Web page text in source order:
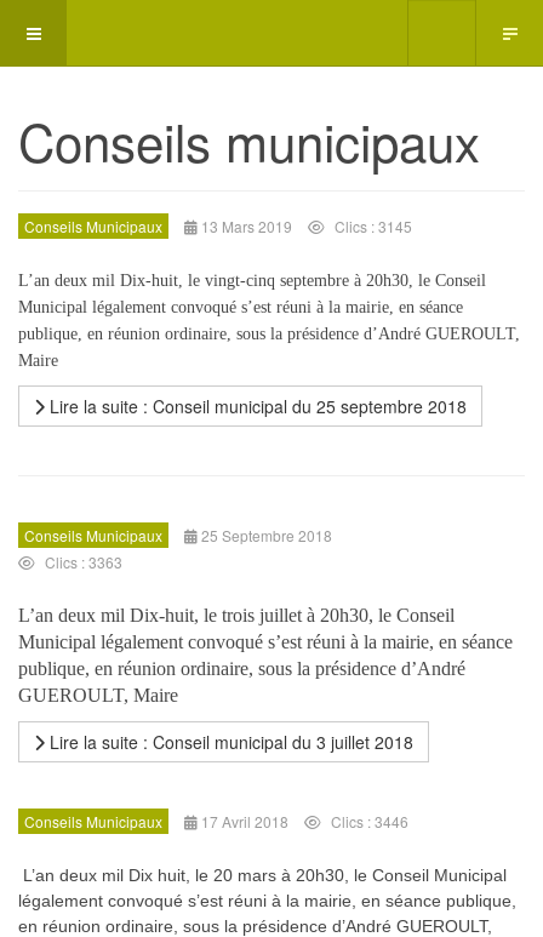
Conseils municipaux
Conseils Municipaux 13 Mars 2019 Clics : 3145
L’an deux mil Dix-huit, le vingt-cinq septembre à 20h30, le Conseil
Municipal légalement convoqué s’est réuni à la mairie, en séance
publique, en réunion ordinaire, sous la présidence d’André GUEROULT,
Maire
Lire la suite : Conseil municipal du 25 septembre 2018
Conseils Municipaux
25 Septembre 2018
Clics : 3363
L’an deux mil Dix-huit, le trois juillet à 20h30, le Conseil
Municipal légalement convoqué s’est réuni à la mairie, en séance
publique, en réunion ordinaire, sous la présidence d’André
GUEROULT, Maire
Lire la suite : Conseil municipal du 3 juillet 2018
Conseils Municipaux 17 Avril 2018 Clics : 3446
L’an deux mil Dix huit, le 20 mars à 20h30, le Conseil Municipal
légalement convoqué s’est réuni à la mairie, en séance publique,
en réunion ordinaire, sous la présidence d’André GUEROULT,